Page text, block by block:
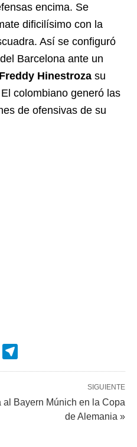
encima. Se
dificilísimo con la
Así se configuró
Barcelona ante un
Freddy Hinestroza su
colombiano generó las
de ofensivas de su
SIGUIENTE
Bayern Múnich en la Copa
de Alemania »